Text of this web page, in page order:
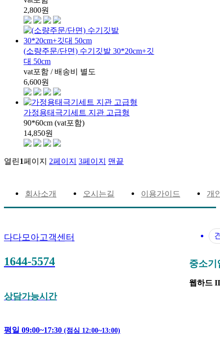
2,800원
(소량주문/단면) 수기깃발 30*20cm+깃
대 50cm
vat포함 / 배송비 별도
6,600원
가정용태극기세트 지관 고급형
90*60cm (vat포함)
14,850원
열린1페이지 2페이지 3페이지 맨끝
회사소개 오시는길 이용가이드 개
다다모아고객센터
1644-5574
상담가능시간
평일 09:00~17:30 (점심 12:00~13:00)
중소기
웹하드